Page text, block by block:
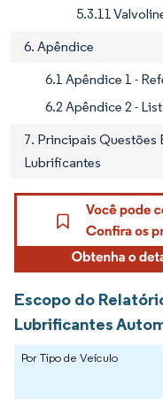
5.3.11
6. Apêndice
6.1 Apêndice 1 -
6.2 Apêndice 2 -
7. Principais Questões
Lubrificantes
Escopo do
Lubrificantes
Por Tipo de Veículo